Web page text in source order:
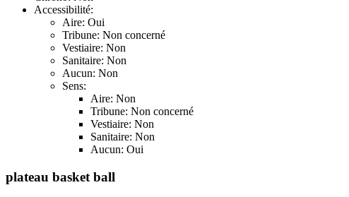
Accessibilité:
Aire: Oui
Tribune: Non concerné
Vestiaire: Non
Sanitaire: Non
Aucun: Non
Sens:
Aire: Non
Tribune: Non concerné
Vestiaire: Non
Sanitaire: Non
Aucun: Oui
plateau basket ball